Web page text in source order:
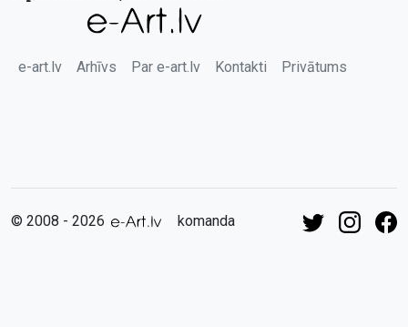
e-art.lv Arhīvs Par e-art.lv Kontakti Privātums
© 2008 - 2026 komanda